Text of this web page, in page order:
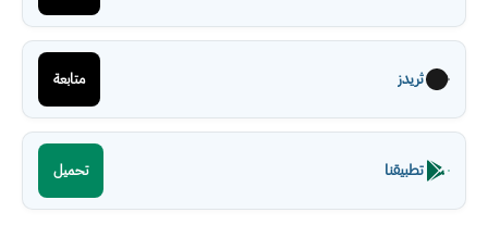
ثريدز متابعة
تطبيقنا تحميل